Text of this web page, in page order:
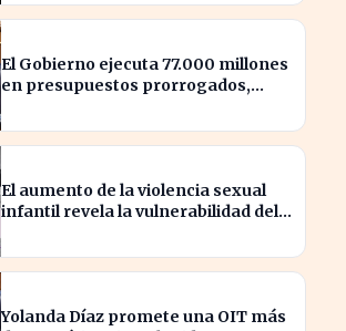
El Gobierno ejecuta 77.000 millones
en presupuestos prorrogados,
El aumento de la violencia sexual
infantil revela la vulnerabilidad del
Yolanda Díaz promete una OIT más